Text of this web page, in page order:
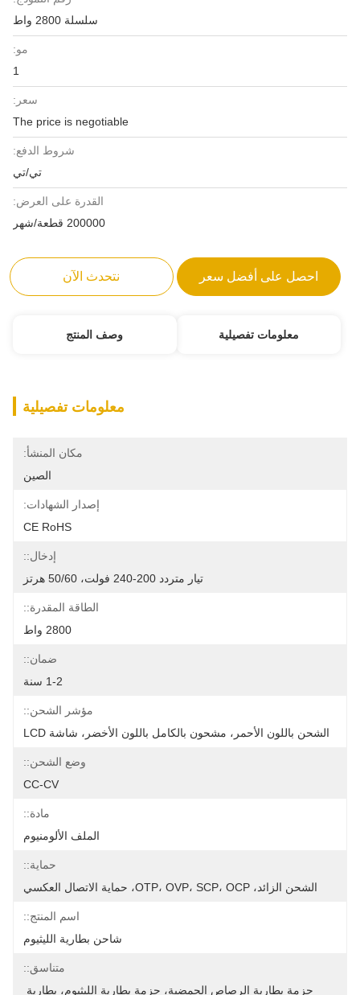
سلسلة 2800 واط
مو:
1
سعر:
The price is negotiable
شروط الدفع:
تي/تي
القدرة على العرض:
200000 قطعة/شهر
احصل على أفضل سعر نتحدث الآن
معلومات تفصيلية وصف المنتج
معلومات تفصيلية
مكان المنشأ:
الصين
إصدار الشهادات:
CE RoHS
إدخال::
تيار متردد 200-240 فولت، 50/60 هرتز
الطاقة المقدرة::
2800 واط
ضمان::
1-2 سنة
مؤشر الشحن::
الشحن باللون الأحمر، مشحون بالكامل باللون الأخضر، شاشة LCD
وضع الشحن::
CC-CV
مادة::
الملف الألومنيوم
حماية::
الشحن الزائد، OTP، OVP، SCP، OCP، حماية الاتصال العكسي
اسم المنتج::
شاحن بطارية الليثيوم
متناسق::